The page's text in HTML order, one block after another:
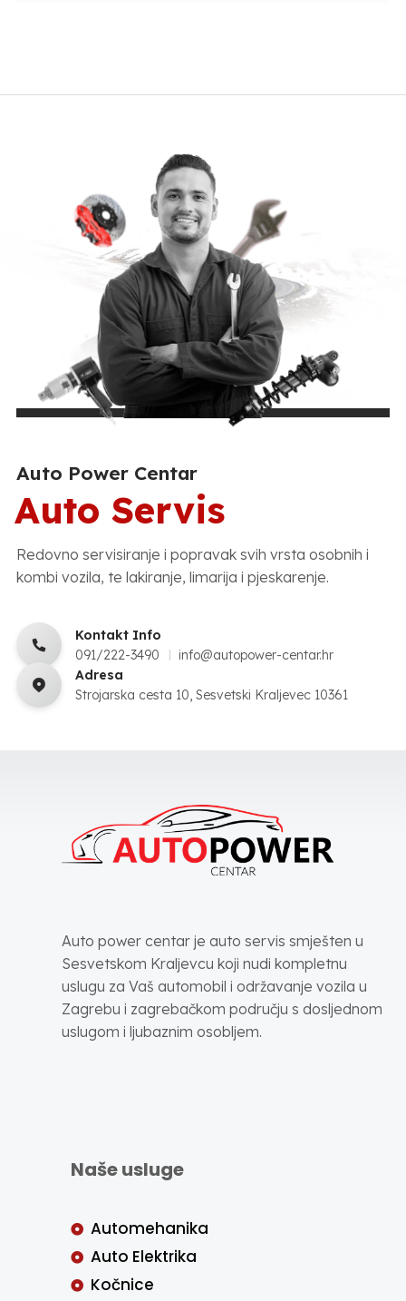
Auto Power Centar
Auto Servis
Redovno servisiranje i popravak svih vrsta osobnih i
kombi vozila, te lakiranje, limarija i pjeskarenje.
Kontakt Info
091/222-3490
info@autopower-centar.hr
Adresa
Strojarska cesta 10, Sesvetski Kraljevec 10361
Auto power centar je auto servis smješten u
Sesvetskom Kraljevcu koji nudi kompletnu
uslugu za Vaš automobil i održavanje vozila u
Zagrebu i zagrebačkom području s dosljednom
uslugom i ljubaznim osobljem.
Naše usluge
Automehanika
Auto Elektrika
Kočnice